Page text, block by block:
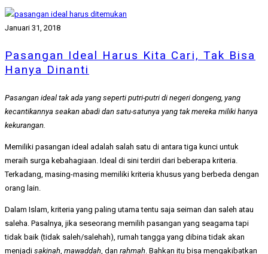
Januari 31, 2018
Pasangan Ideal Harus Kita Cari, Tak Bisa
Hanya Dinanti
Pasangan ideal tak ada yang seperti putri-putri di negeri dongeng, yang
kecantikannya seakan abadi dan satu-satunya yang tak mereka miliki hanya
kekurangan.
Memiliki pasangan ideal adalah salah satu di antara tiga kunci untuk
meraih surga kebahagiaan. Ideal di sini terdiri dari beberapa kriteria.
Terkadang, masing-masing memiliki kriteria khusus yang berbeda dengan
orang lain.
Dalam Islam, kriteria yang paling utama tentu saja seiman dan saleh atau
saleha. Pasalnya, jika seseorang memilih pasangan yang seagama tapi
tidak baik (tidak saleh/salehah), rumah tangga yang dibina tidak akan
menjadi sakinah mawaddah , dan rahmah . Bahkan itu bisa mengakibatkan